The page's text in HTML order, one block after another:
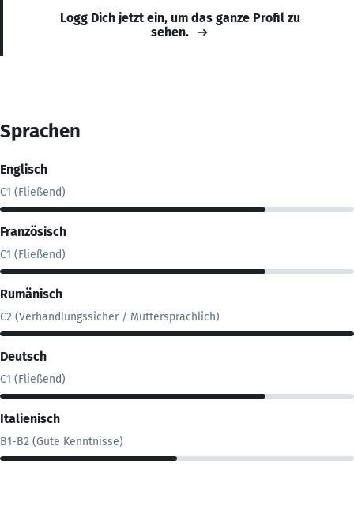
Logg Dich jetzt ein, um das ganze Profil zu
sehen.
Sprachen
Englisch
C1 (Fließend)
Französisch
C1 (Fließend)
Rumänisch
C2 (Verhandlungssicher / Muttersprachlich)
Deutsch
C1 (Fließend)
Italienisch
B1-B2 (Gute Kenntnisse)